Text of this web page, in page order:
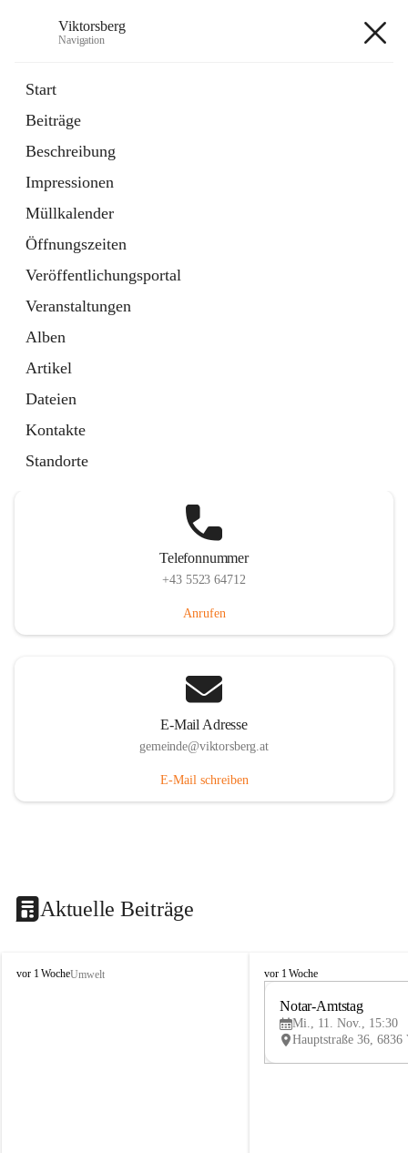
Viktorsberg
Navigation
Start
Beiträge
Beschreibung
Impressionen
Müllkalender
Öffnungszeiten
Veröffentlichungsportal
Veranstaltungen
Alben
Artikel
Dateien
Kontakte
Standorte
1 Schnellzugriff
Bürgerservice
10 Schnellzugriffe
Telefonnummer
+43 5523 64712
Anrufen
E-Mail Adresse
gemeinde@viktorsberg.at
E-Mail schreiben
Aktuelle Beiträge
V
vor 1 WocheUmwelt
V
vor 1 Woche
Notar-Amtstag
Mi., 11. Nov., 15:30